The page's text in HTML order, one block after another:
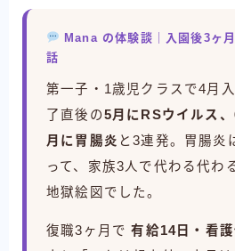
Mana の体験談｜入園後3ヶ
話
第一子・1歳児クラスで4月
了直後の5月にRSウイルス
月に胃腸炎 と3連発。胃腸炎
って、家族3人で代わる代わ
地獄絵図でした。
復職3ヶ月で有給14日・看護